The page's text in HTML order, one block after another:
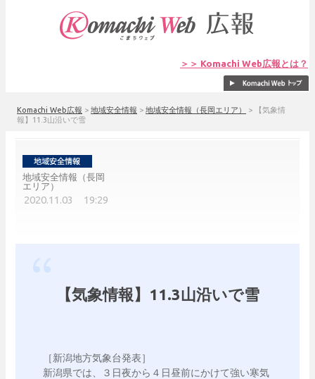
＞＞ Komachi Web広報とは？
Komachi Web広報 > 地域安全情報 > 地域安全情報（長岡エリア） >
【気象情
報】11.3山沿いで雪
地域安全情報（長岡
エリア）
2020.11.03 19:29
【気象情報】11.3山沿いで雪
［新潟地方気象台発表］
新潟県では、３日夜から４日昼前にかけて強い寒気